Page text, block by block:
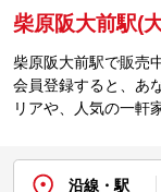
柴原阪大前駅(
柴原阪大前駅で販売
会員登録すると、あ
リアや、人気の一軒
沿線・駅